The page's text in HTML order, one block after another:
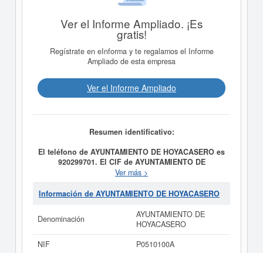
Ver el Informe Ampliado. ¡Es
gratis!
Regístrate en eInforma y te regalamos el Informe
Ampliado de esta empresa
Ver el Informe Ampliado
Resumen identificativo:
El teléfono de AYUNTAMIENTO DE HOYACASERO es
920299701. El CIF de AYUNTAMIENTO DE
HOYACASERO es P0510100A.Está incluida en la clase
CNAE 8411 - Actividades generales de la administración
pública. Dentro de la clasificación de numeración de
dispone del número 91990000. Esta ficha cuenta con 60
consultas, donde el 09/08/2026 se ha producido la
presente empresa puede solicitar lo puede hacer en
Ver más >
Información de AYUNTAMIENTO DE HOYACASERO
Denominación
AYUNTAMIENTO DE
HOYACASERO
NIF
P0510100A